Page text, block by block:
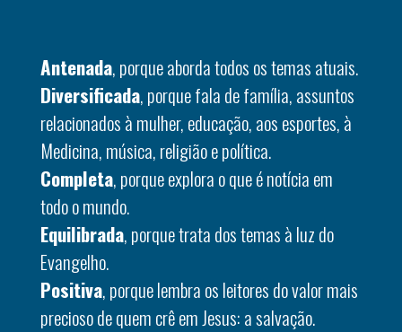
Antenada, porque aborda todos os temas atuais.
Diversificada, porque fala de família, assuntos
relacionados à mulher, educação, aos esportes, à
Medicina, música, religião e política.
Completa, porque explora o que é notícia em
todo o mundo.
Equilibrada, porque trata dos temas à luz do
Evangelho.
Positiva, porque lembra os leitores do valor mais
precioso de quem crê em Jesus: a salvação.